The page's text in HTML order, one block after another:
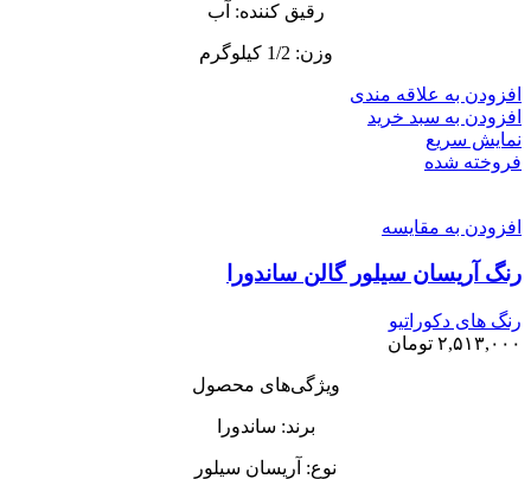
رقیق کننده: آب
وزن: 1/2 کیلوگرم
افزودن به علاقه مندی
افزودن به سبد خرید
نمایش سریع
فروخته شده
افزودن به مقایسه
رنگ‌ آریسان سیلور گالن ساندورا
رنگ های دکوراتیو
۲,۵۱۳,۰۰۰ تومان
ویژگی‌های محصول
برند: ساندورا
نوع: آریسان سیلور